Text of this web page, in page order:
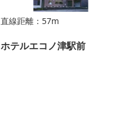
直線距離：57m
ホテルエコノ津駅前